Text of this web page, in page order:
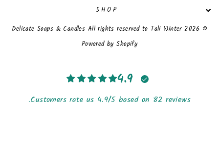
SHOP
© 2026 Delicate Soaps & Candles All rights reserved to Tali Winter
Powered by Shopify
4.9
Customers rate us 4.9/5 based on 82 reviews.